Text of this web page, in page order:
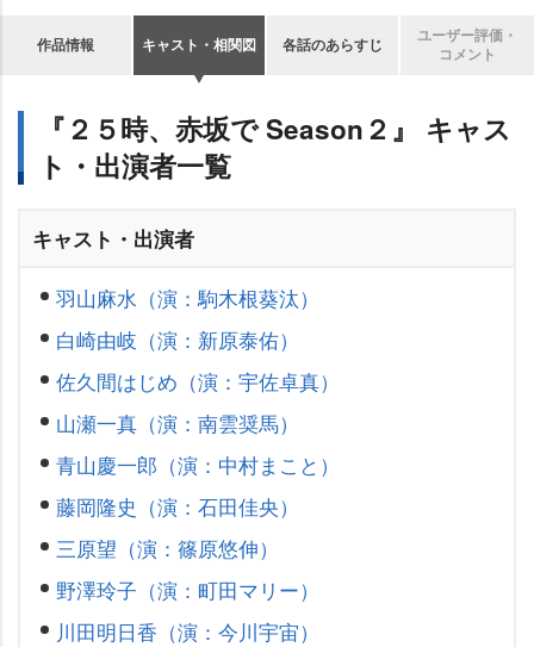
作品情報 キャスト・相関図 各話のあらすじ
ユーザー評価・
コメント
『２５時、赤坂で Season２』 キャス
ト・出演者一覧
キャスト・出演者
羽山麻水（演：駒木根葵汰）
白崎由岐（演：新原泰佑）
佐久間はじめ（演：宇佐卓真）
山瀬一真（演：南雲奨馬）
青山慶一郎（演：中村まこと）
藤岡隆史（演：石田佳央）
三原望（演：篠原悠伸）
野澤玲子（演：町田マリー）
川田明日香（演：今川宇宙）